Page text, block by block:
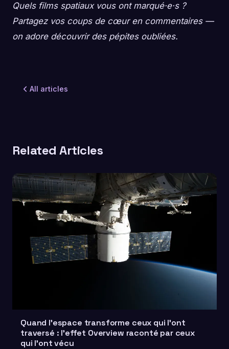
Quels films spatiaux vous ont marqué·e·s ?
Partagez vos coups de cœur en commentaires —
on adore découvrir des pépites oubliées.
All articles
Related Articles
Quand l'espace transforme ceux qui l'ont
traversé : l'effet Overview raconté par ceux
qui l'ont vécu